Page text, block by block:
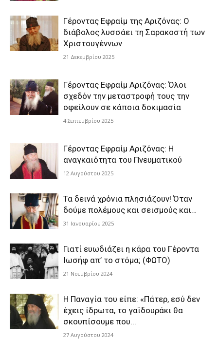
Γέροντας Εφραίμ της Αριζόνας: Ο
διάβολος λυσσάει τη Σαρακοστή των
Χριστουγέννων
21 Δεκεμβρίου 2025
Γέροντας Εφραίμ Αριζόνας: Όλοι
σχεδόν την μεταστροφή τους την
οφείλουν σε κάποια δοκιμασία
4 Σεπτεμβρίου 2025
Γέροντας Εφραίμ Αριζόνας: Η
αναγκαιότητα του Πνευματικού
12 Αυγούστου 2025
Τα δεινά χρόνια πλησιάζουν! Όταν
δούμε πολέμους και σεισμούς και…
31 Ιανουαρίου 2025
Γιατί ευωδιάζει η κάρα του Γέροντα
Ιωσήφ απ’ το στόμα; (ΦΩΤΟ)
21 Νοεμβρίου 2024
Η Παναγία του είπε: «Πάτερ, εσύ δεν
έχεις ίδρωτα, το γαϊδουράκι θα
σκουπίσουμε που...
27 Αυγούστου 2024